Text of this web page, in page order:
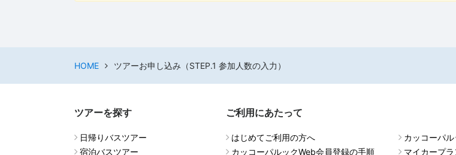
HOME ツアーお申し込み（STEP.1 参加人数の入力）
ツアーを探す
日帰りバスツアー
宿泊バスツアー
ご利用にあたって
はじめてご利用の方へ
カッコーパルックWeb会員登録の手順
カッコーパ
マイカープ